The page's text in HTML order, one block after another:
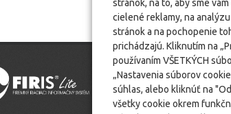
stránok, na to, aby sme
cielené reklamy, na
stránok a na pochopenie
prichádzajú. Kliknutím na
používaním VŠETKÝCH
„Nastavenia súborov
súhlas, alebo kliknúť na
všetky cookie okrem